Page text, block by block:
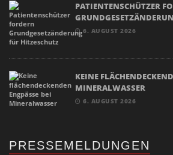
PATIENTENSCHÜTZER
6. AUGUST 2026
KEINE
MINERALWASSER
6. AUGUST 2026
PRESSEMELDUNGEN